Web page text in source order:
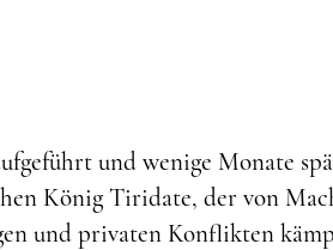
und wenige Monate
König Tiridate, der von
und privaten Konflikten